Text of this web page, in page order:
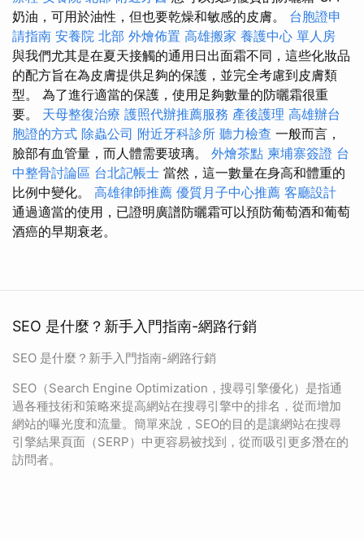
奶油，可用於油性，但也要乾燥和敏感的皮膚。 台胞證申
請指南 安養院 北部 外燴佈置 高雄搬家 養護中心 單人房
與我們尤其是在夏天接觸的通用日出面霜不同，這些化妝品
的配方旨在為皮膚提供足夠的保護，並完全考慮到皮膚類
型。 為了進行適當的保護，使用足夠數量的防曬霜很重
要。 天母整復治療 護照代辦推薦服務 產後護理 高雄辦台
胞證的方式 除蟲公司 附近牙科診所 聽力檢查 一般而言，
臉部有血管量，而人體需要玻璃。 外燴茶點 柬埔寨簽證 台
中整骨討論區 台北記帳士 當然，這一數量在身高和體重的
比例中變化。 高雄律師推薦 優質月子中心推薦 客廳設計
通過適當的使用，已證明廣譜防曬霜可以預防葡萄酒和葡萄
酒癌的早期衰老。
SEO 是什麼？新手入門指南-網路行銷
SEO 是什麼？新手入門指南-網路行銷
SEO（Search Engine Optimization，搜尋引擎優化）是指通
過各種技術和策略來提高網站在搜尋引擎中的排名，從而增加
網站的曝光度和流量。簡單來說，SEO的目的是讓網站在搜尋
引擎結果頁面（SERP）中更容易被找到，從而吸引更多潛在的
訪問者。